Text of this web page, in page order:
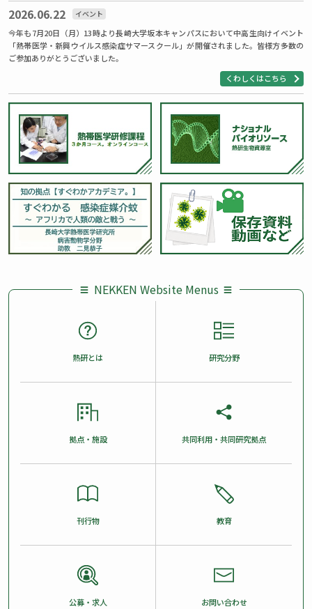
2026.06.22
今年も7月20日（月）13時より長崎大学坂本キャンパスにおいて中高生向けイベント
「熱帯医学・新興ウイルス感染症サマースクール」が開催されました。皆様方多数の
ご参加ありがとうございました。
イベント
くわしくはこちら
NEKKEN Website Menus
熱研とは 研究分野
拠点・施設 共同利用・共同研究拠点
刊行物 教育
公募・求人 お問い合わせ